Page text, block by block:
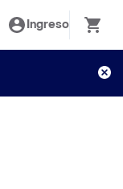
Ingreso